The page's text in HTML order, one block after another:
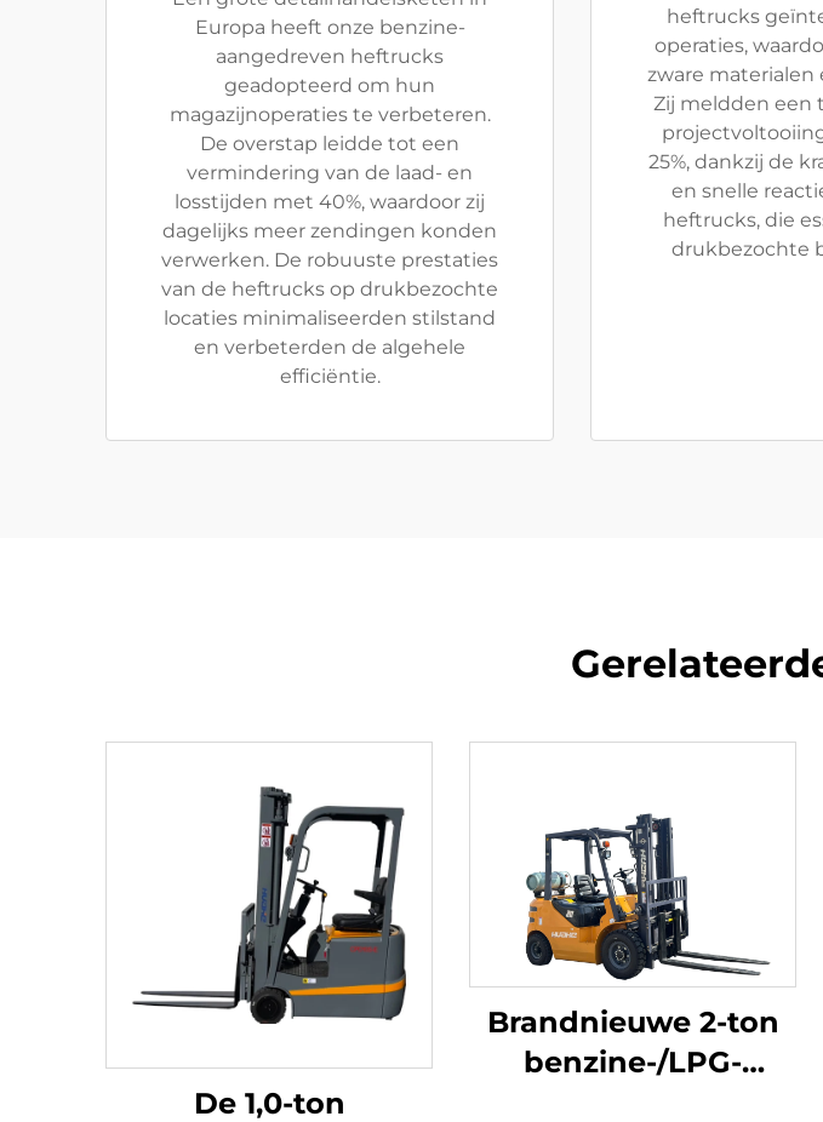
Europa heeft onze benzine-
aangedreven heftrucks
geadopteerd om hun
magazijnoperaties te verbeteren.
De overstap leidde tot een
vermindering van de laad- en
losstijden met 40%, waardoor zij
dagelijks meer zendingen konden
verwerken. De robuuste prestaties
van de heftrucks op drukbezochte
locaties minimaliseerden stilstand
en verbeterden de algehele
efficiëntie.
heftrucks
operaties,
zware materialen
Zij meldden een
25%, dankzij de
en snelle
heftrucks, die
drukbezochte
De 1,0-ton
Brandnieuwe 2-ton
benzine-/LPG-